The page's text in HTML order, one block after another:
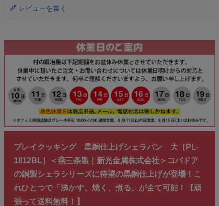
レビューを書く
プレイクッキング 黒銅仕上げシェラパン 大［PL-
1812BL］＜燕三条製｜新光金属株式会社＞コパドア
の銅製シェラシリーズに待望の黒銅仕上げが登場！こ
れひとつで「沸かす、焼く、煮る」が全て可能！【頑
張って送料無料！】